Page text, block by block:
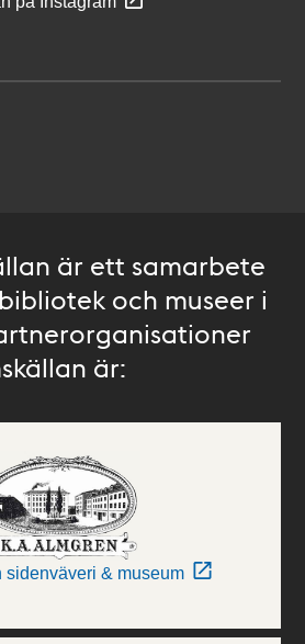
är ett samarbete
och museer i
är:
sidenväveri & museum